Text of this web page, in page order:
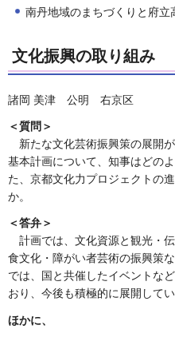
南丹地域のまちづくりと府立
文化振興の取り組み
諸岡 美津 公明 右京区
＜質問＞
新たな文化芸術振興策の展開
基本計画について、知事はどの
た、京都文化力プロジェクトの
か。
＜答弁＞
計画では、文化資源と観光・
食文化・障がい者芸術の振興策
では、国と共催したイベントな
おり、今後も積極的に展開してい
ほかに、